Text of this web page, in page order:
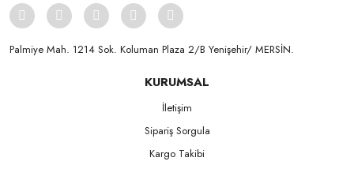
Palmiye Mah. 1214 Sok. Koluman Plaza 2/B Yenişehir/ MERSİN.ㅤㅤㅤㅤㅤㅤㅤㅤㅤㅤㅤㅤㅤㅤㅤㅤㅤㅤㅤㅤㅤㅤㅤㅤㅤㅤㅤㅤㅤㅤㅤㅤㅤㅤㅤ ㅤㅤㅤㅤㅤㅤㅤㅤㅤㅤ
KURUMSAL
İletişim
Sipariş Sorgula
Kargo Takibi